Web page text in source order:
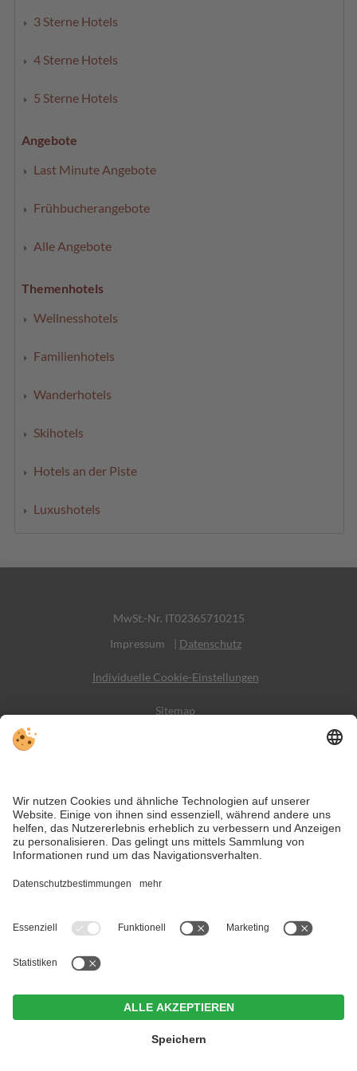
3 Sterne Hotels
4 Sterne Hotels
5 Sterne Hotels
Angebote
Last Minute Angebote
Frühbucherangebote
Alle Angebote
Themenhotels
Wellnesshotels
Familienhotels
Wanderhotels
Skihotels
Hotels an der Piste
Luxushotels
Majestic - Unique Spa Resort ****S
MwSt.-Nr. IT02365710215
Impressum
| Datenschutz
Individuelle Cookie-Einstellungen
Sitemap
Trotz genauer Arbeit und ständigem Aktualisieren der Inhalte, können
Fehler auftreten. Wir übernehmen keine Gewähr für die Richtigkeit und
große Auswahl für Bauernhofurlaub eintauchen und